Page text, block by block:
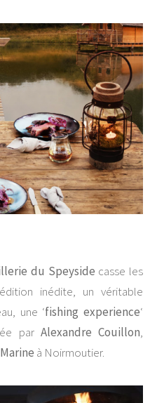
du Speyside casse les
inédite, un véritable
une ‘fishing experience‘
par Alexandre Couillon,
à Noirmoutier.